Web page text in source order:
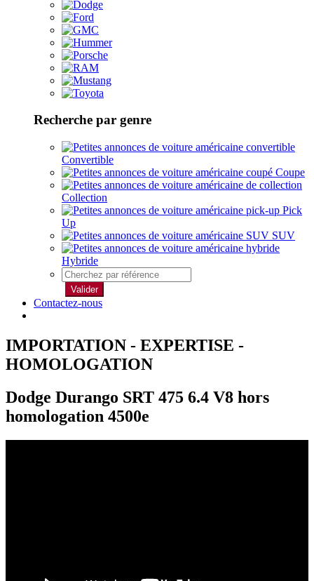
Recherche par genre
Convertible
Coupe
Collection
Pick
Up
SUV
Hybride
Valider
Contactez-nous
IMPORTATION - EXPERTISE -
HOMOLOGATION
Dodge Durango SRT 475 6.4 V8 hors
homologation 4500e